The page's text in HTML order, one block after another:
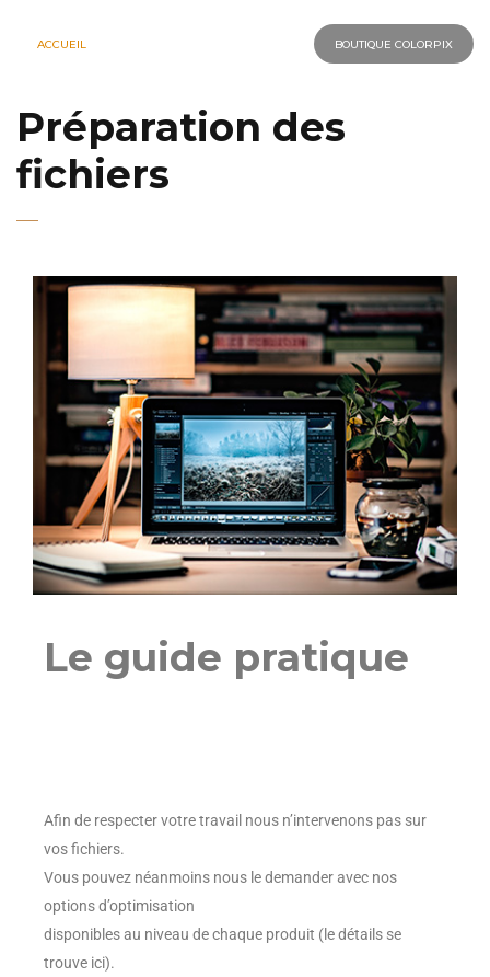
ACCUEIL BOUTIQUE COLORPIX
Préparation des
fichiers
Le guide pratique
Afin de respecter votre travail nous n’intervenons pas sur
vos fichiers.
Vous pouvez néanmoins nous le demander avec nos
options d’optimisation
disponibles au niveau de chaque produit (le détails se
trouve ici).